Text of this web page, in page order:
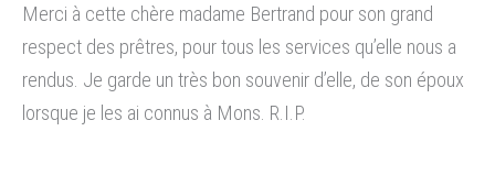
Merci à cette chère madame Bertrand pour son grand
respect des prêtres, pour tous les services qu’elle nous a
rendus. Je garde un très bon souvenir d’elle, de son époux
lorsque je les ai connus à Mons. R.I.P.